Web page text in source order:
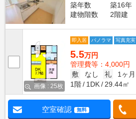
築年数
築16年
建物階数
2階建
画像 : 25枚
即入居 パノラマ 写真充実
5.5万円
管理費等：4,000円
敷
なし 礼
1ヶ月
1階
1DK 29.44㎡
空室確認 無料